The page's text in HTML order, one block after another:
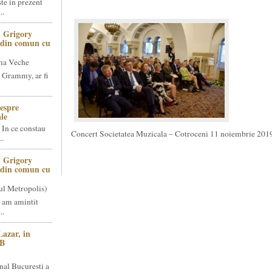
Grigory
comun cu
Veche
ar fi
ce constau
Grigory
comun cu
Metropolis)
am amintit
in
Bucuresti a
Concert Societatea Muzicala – Cotroceni 11 noiembrie